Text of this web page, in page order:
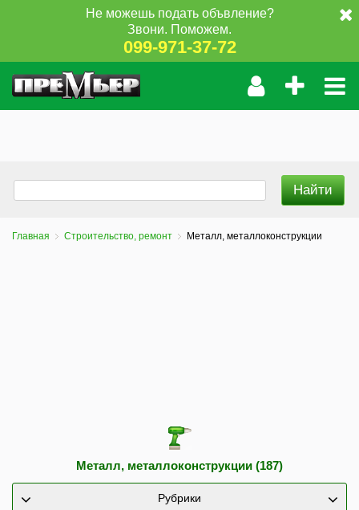
Не можешь подать объвление?
Звони. Поможем.
099-971-37-72
Главная Строительство, ремонт Металл, металлоконструкции
Металл, металлоконструкции (187)
Рубрики